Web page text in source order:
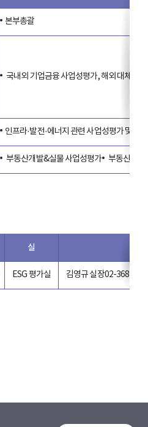
본부총괄
국내외 기업금융 사업성평가, 해외 대체투
인프라·발전·에너지 관련 사업성평가 및 가
부동산개발&실물 사업성평가 부동산 사
실
ESG 평가실 김영규 실장02-368-